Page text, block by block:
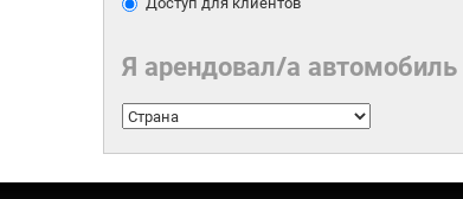
Я арендовал/а автомобиль